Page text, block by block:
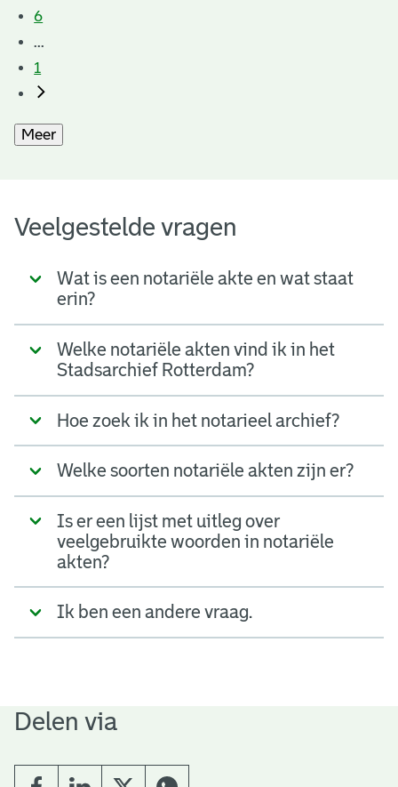
6
...
1
Meer
Veelgestelde vragen
Wat is een notariële akte en wat staat
erin?
Welke notariële akten vind ik in het
Stadsarchief Rotterdam?
Hoe zoek ik in het notarieel archief?
Welke soorten notariële akten zijn er?
Is er een lijst met uitleg over
veelgebruikte woorden in notariële
akten?
Ik ben een andere vraag.
Delen via